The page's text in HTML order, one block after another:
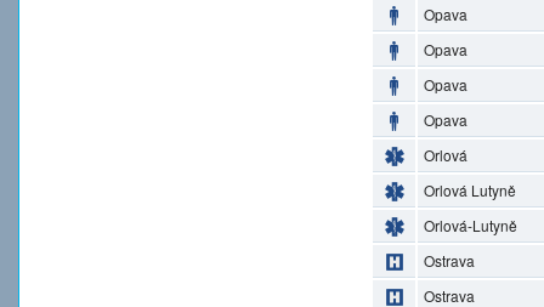
Opava
Opava
Opava
Opava
Orlová
Orlová Lutyně
Orlová-Lutyně
Ostrava
Ostrava